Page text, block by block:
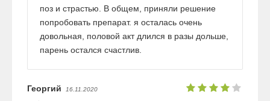
поз и страстью. В общем, приняли решение
попробовать препарат. я осталась очень
довольная, половой акт длился в разы дольше,
парень остался счастлив.
Георгий 16.11.2020